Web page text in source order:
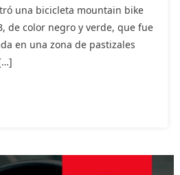
una bicicleta mountain bike
de color negro y verde, que fue
en una zona de pastizales